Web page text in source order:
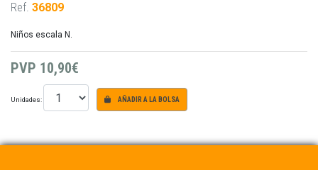
Ref. 36809
Niños escala N.
PVP 10,90€
Unidades: AÑADIR A LA BOLSA